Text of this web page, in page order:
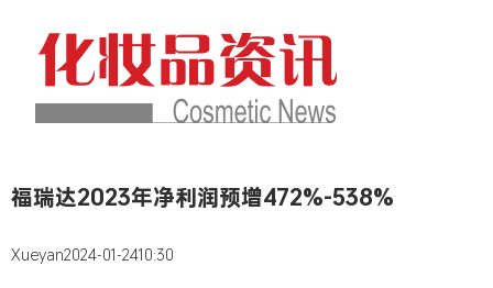
福瑞达2023年净利润预增472%-538%
Xueyan2024-01-2410:30